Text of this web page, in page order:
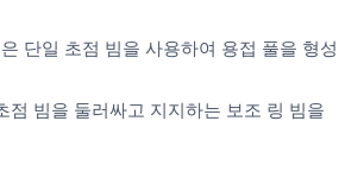
단일 초점 빔을 사용하여 용접 풀을 형성
점 빔을 둘러싸고 지지하는 보조 링 빔을